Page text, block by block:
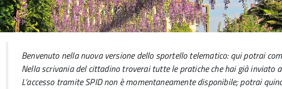
Benvenuto nella nuova versione dello sportello telematico: qui potrai
Nella scrivania del cittadino troverai tutte le pratiche che hai già inviato
L’accesso tramite SPID non è momentaneamente disponibile; potrai